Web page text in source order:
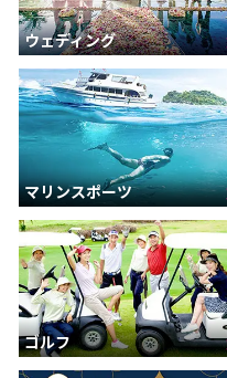
ウェディング
マリンスポーツ
ゴルフ